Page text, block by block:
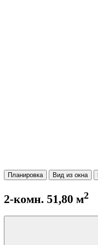
Планировка Вид из окна
2-комн. 51,80 м2